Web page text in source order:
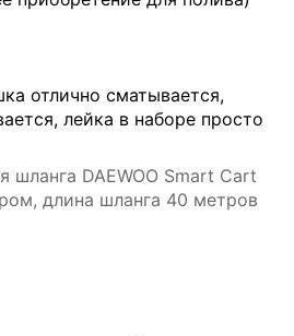
отлично сматывается,
лейка в наборе просто
шланга DAEWOO Smart Cart
длина шланга 40 метров